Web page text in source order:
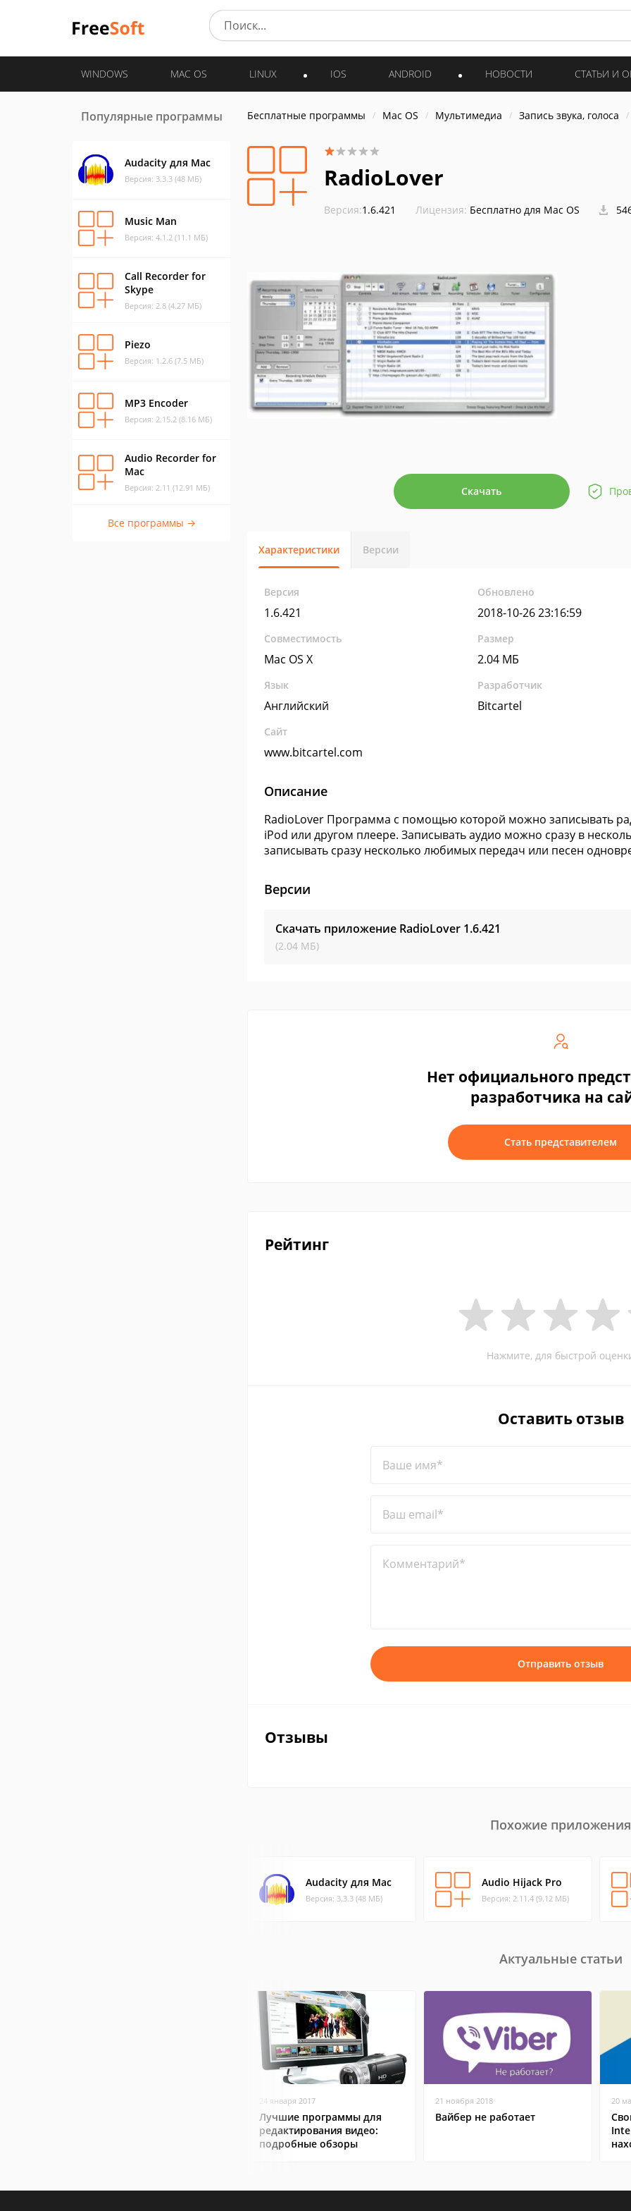
WINDOWS MAC OS LINUX IOS ANDROID НОВОСТИ СТАТЬИ И
Популярные программы
Audacity для Mac
Версия: 3.3.3 (48 МБ)
Music Man
Версия: 4.1.2 (11.1 МБ)
Call Recorder for
Skype
Версия: 2.8 (4.27 МБ)
Piezo
Версия: 1.2.6 (7.5 МБ)
MP3 Encoder
Версия: 2.15.2 (8.16 МБ)
Audio Recorder for
Mac
Версия: 2.11 (12.91 МБ)
Все программы →
Бесплатные программы Mac OS Мультимедиа Запись звука, голоса
RadioLover
Версия:1.6.421 Лицензия: Бесплатно для Mac OS
Скачать
Характеристики Версии
Версия
1.6.421
Обновлено
2018-10-26 23:16:59
Совместимость
Mac OS X
Размер
2.04 МБ
Язык
Английский
Разработчик
Bitcartel
Сайт
www.bitcartel.com
Описание
RadioLover Программа с помощью которой можно записывать
iPod или другом плеере. Записывать аудио можно сразу в
записывать сразу несколько любимых передач или песен
Версии
Скачать приложение RadioLover 1.6.421
(2.04 МБ)
Нет официального
разработчика на
Стать представителем
Рейтинг
Нажмите, для быстрой
Оставить отзыв
Ваше имя*
Ваш email*
Комментарий*
Отправить отзыв
Отзывы
Похожие приложения
Audacity для Mac
Версия: 3.3.3 (48 МБ)
Audio Hijack Pro
Версия: 2.11.4 (9.12 МБ)
Актуальные статьи
24 января 2017
Лучшие программы для
редактирования видео:
подробные обзоры
21 ноября 2018
Вайбер не работает
20